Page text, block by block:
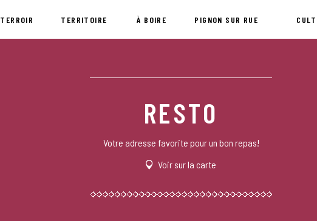
TERROIR TERRITOIRE À BOIRE PIGNON SUR RUE
RESTO
Votre adresse favorite pour un bon repas!
Voir sur la carte